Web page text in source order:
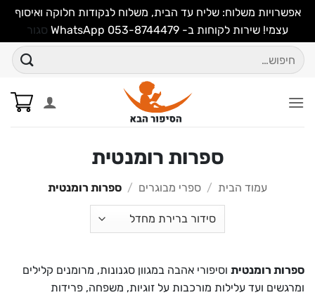
אפשרויות משלוח: שליח עד הבית, משלוח לנקודות חלוקה ואיסוף
עצמי! שירות לקוחות ב- WhatsApp 053-8744479
סגור
Skipחיפוש
עבור:
ספרות רומנטית
עמוד הבית / ספרי מבוגרים / ספרות רומנטית
ספרות רומנטית וסיפורי אהבה במגוון סגנונות, מרומנים קלילים
ומרגשים ועד עלילות מורכבות על זוגיות, משפחה, פרידות